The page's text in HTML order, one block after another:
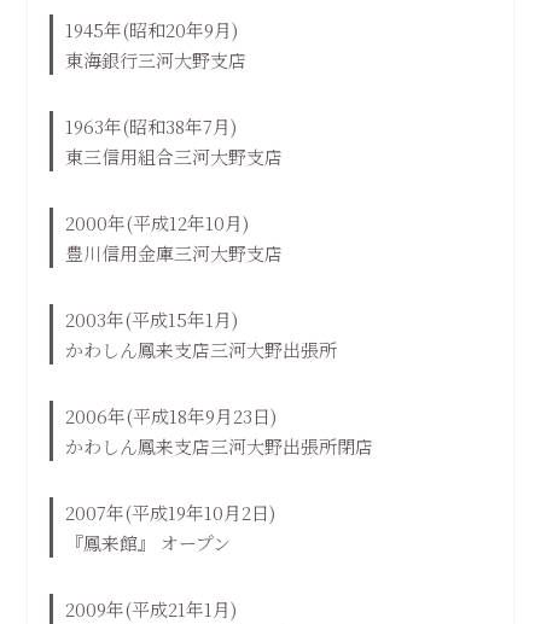
1945年(昭和20年9月)
東海銀行三河大野支店
1963年(昭和38年7月)
東三信用組合三河大野支店
2000年(平成12年10月)
豊川信用金庫三河大野支店
2003年(平成15年1月)
かわしん鳳来支店三河大野出張所
2006年(平成18年9月23日)
かわしん鳳来支店三河大野出張所閉店
2007年(平成19年10月2日)
『鳳来館』 オープン
2009年(平成21年1月)